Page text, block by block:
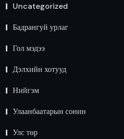
Uncategorized
Бадрангуй урлаг
Гол мэдээ
Дэлхийн хотууд
Нийгэм
Улаанбаатарын сонин
Улс төр